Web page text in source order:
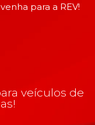
para a REV!
veículos de